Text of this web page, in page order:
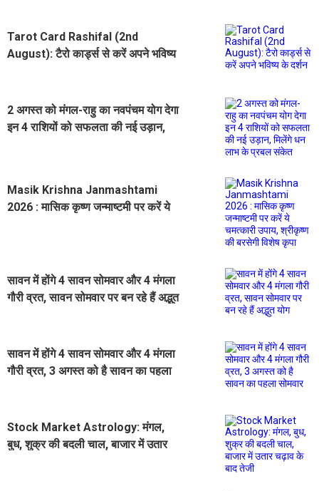
Tarot Card Rashifal (2nd
August): टैरो कार्ड्स से करें अपने भविष्य
2 अगस्त को मंगल-राहु का नवपंचम योग देगा
इन 4 राशियों को सफलता की नई उड़ान,
Masik Krishna Janmashtami
2026 : मासिक कृष्ण जन्माष्टमी पर करें ये
सावन में होंगे 4 सावन सोमवार और 4 मंगला
गौरी व्रत, सावन सोमवार पर बन रहे हैं अद्भुत
सावन में होंगे 4 सावन सोमवार और 4 मंगला
गौरी व्रत, 3 अगस्त को है सावन का पहला
Stock Market Astrology: मंगल,
बुध, शुक्र की बदली चाल, बाजार में उतार